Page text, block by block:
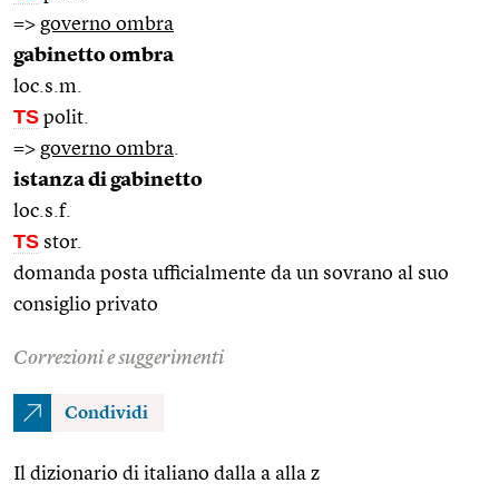
=> governo ombra
gabinetto ombra
loc.s.m.
TS polit.
=> governo ombra
istanza di gabinetto
loc.s.f.
TS stor.
domanda posta ufficialmente da un sovrano al suo
consiglio privato
Correzioni e suggerimenti
Condividi
Il dizionario di italiano dalla a alla z